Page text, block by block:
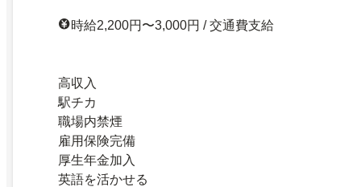
時給2,200円〜3,000円 / 交通費支給
高収入
駅チカ
職場内禁煙
雇用保険完備
厚生年金加入
英語を活かせる